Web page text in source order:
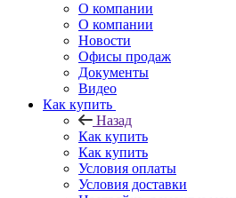
О компании
О компании
Новости
Офисы продаж
Документы
Видео
Как купить
Назад
Как купить
Как купить
Условия оплаты
Условия доставки